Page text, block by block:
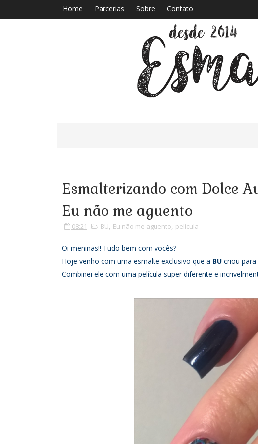
Home Parcerias Sobre Contato
Esmalterizando com Dolce
Eu não me aguento
08:21 BU, Eu não me aguento, película
Oi meninas!! Tudo bem com vocês?
Hoje venho com uma esmalte exclusivo que a BUcriou para
Combinei ele com uma película super diferente e